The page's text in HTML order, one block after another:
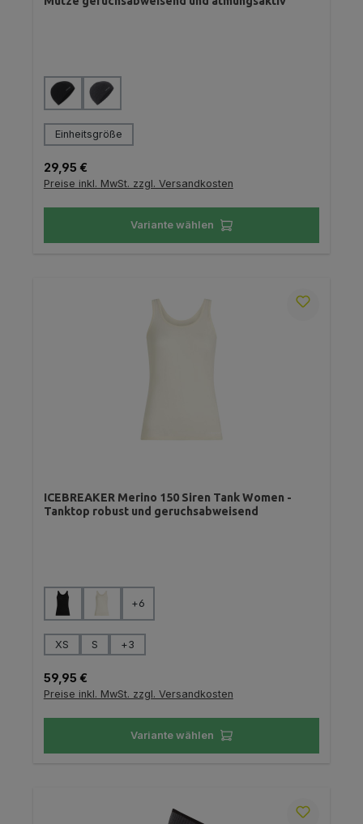
Farbe auswählen
Größeauswählen
Einheitsgröße
Regulärer Preis:
29,95 €
Preise inkl. MwSt. zzgl. Versandkosten
Variante wählen
ICEBREAKER Merino 150 Siren Tank Women -
Tanktop robust und geruchsabweisend
Farbe auswählen
+6
Größe auswählen
XS S +3
Regulärer Preis:
59,95 €
Preise inkl. MwSt. zzgl. Versandkosten
Variante wählen